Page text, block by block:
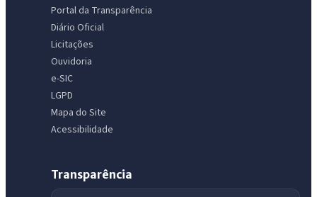
Portal da Transparência
Diário Oficial
Licitações
Ouvidoria
e-SIC
LGPD
Mapa do Site
Acessibilidade
Transparência